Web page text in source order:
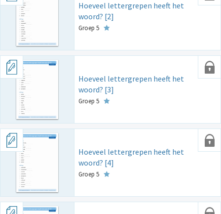
Hoeveel lettergrepen heeft het
woord? [2]
Groep 5
Hoeveel lettergrepen heeft het
woord? [3]
Groep 5
Hoeveel lettergrepen heeft het
woord? [4]
Groep 5